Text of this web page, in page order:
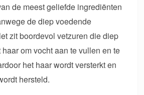
de meest geliefde ingrediënten
de diep voedende
zit boordevol vetzuren die diep
om vocht aan te vullen en te
het haar wordt versterkt en
hersteld.